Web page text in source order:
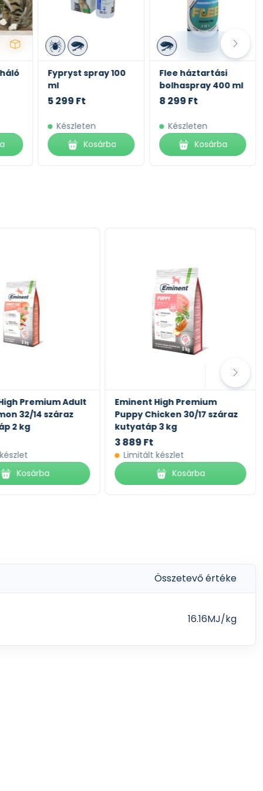
Fypryst spray 100
ml
5 299 Ft
Készleten
Kosárba
Flee háztartási
bolhaspray 400 ml
8 299 Ft
Készleten
Kosárba
Premium Adult
32/14 száraz
2 kg
Kosárba
Eminent High Premium
Puppy Chicken 30/17 száraz
kutyatáp 3 kg
3 889 Ft
Limitált készlet
Kosárba
Összetevő értéke
16.16MJ/kg